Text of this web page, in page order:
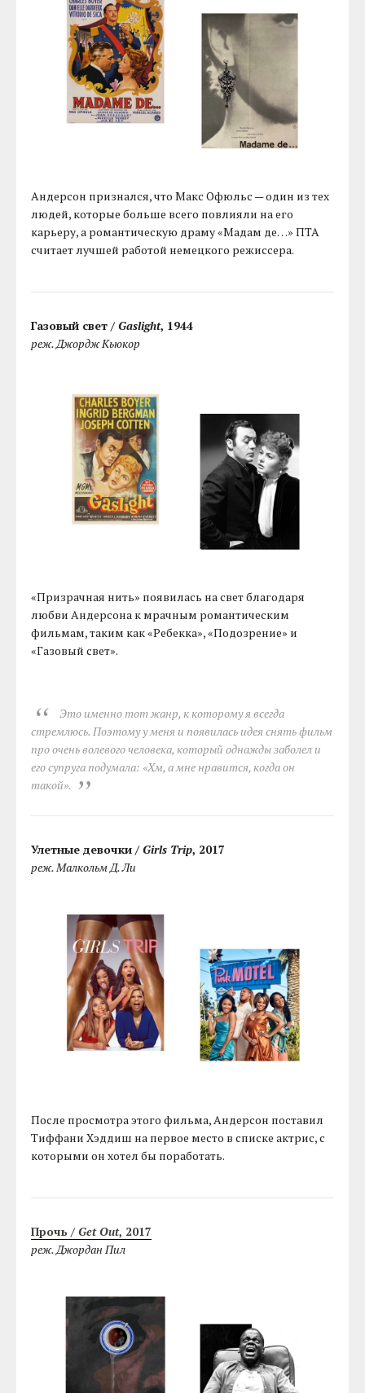
Андерсон признался, что Макс Офюльс — один из тех
людей, которые больше всего повлияли на его
карьеру, а романтическую драму «Мадам де…» ПТА
считает лучшей работой немецкого режиссера.
Газовый свет /Gaslight, 1944
реж. Джордж Кьюкор
«Призрачная нить» появилась на свет благодаря
любви Андерсона к мрачным романтическим
фильмам, таким как «Ребекка», «Подозрение» и
«Газовый свет».
Это именно тот жанр, к которому я всегда
стремлюсь. Поэтому у меня и появилась идея снять фильм
про очень волевого человека, который однажды заболел и
его супруга подумала: «Хм, а мне нравится, когда он
такой».
Улетные девочки /Girls Trip, 2017
реж. Малкольм Д. Ли
После просмотра этого фильма, Андерсон поставил
Тиффани Хэддиш на первое место в списке актрис, с
которыми он хотел бы поработать.
Прочь /Get Out, 2017
реж. Джордан Пил